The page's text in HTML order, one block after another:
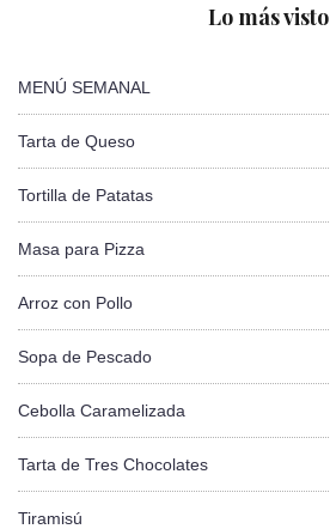
Lo más visto
MENÚ SEMANAL
Tarta de Queso
Tortilla de Patatas
Masa para Pizza
Arroz con Pollo
Sopa de Pescado
Cebolla Caramelizada
Tarta de Tres Chocolates
Tiramisú